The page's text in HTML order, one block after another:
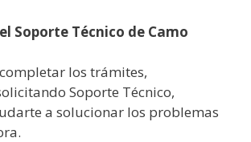
Soporte Técnico de Camo
los trámites,
Soporte Técnico,
a solucionar los problemas